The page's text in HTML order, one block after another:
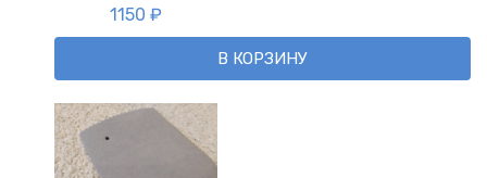
1150 ₽
В КОРЗИНУ